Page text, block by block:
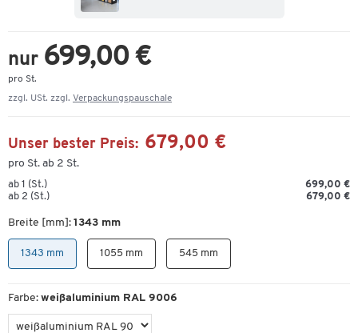
nur 699,00 €
pro St.
zzgl. USt. zzgl. Verpackungspauschale
Unser bester Preis: 679,00 €
pro St. ab 2 St.
ab 1 (St.)
699,00 €
ab 2 (St.)
679,00 €
Breite [mm]: 1343 mm
1343 mm 1055 mm 545 mm
Farbe: weißaluminium RAL 9006